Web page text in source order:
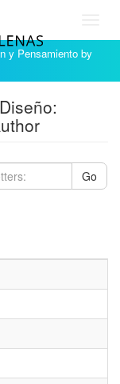
y Pensamiento by
Go